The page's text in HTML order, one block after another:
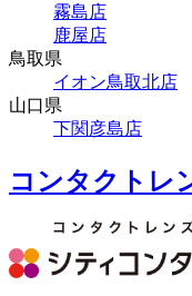
霧島店
鹿屋店
鳥取県
イオン鳥取北店
山口県
下関彦島店
コンタクトレ